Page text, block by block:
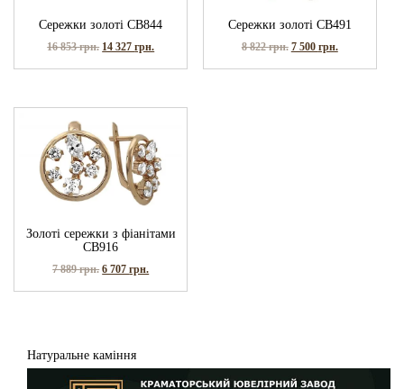
Сережки золоті СВ844
16 853грн. 14 327грн.
Сережки золоті СВ491
8 822грн. 7 500 грн.
Золоті сережки з фіанітами
СВ916
7 889грн. 6 707грн.
Натуральне каміння